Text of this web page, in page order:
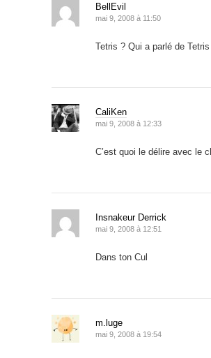
BellEvil
mai 9, 2008 à 11:50
Tetris ? Qui a parlé de
CaliKen
mai 9, 2008 à 12:33
C’est quoi le délire avec le
Insnakeur Derrick
mai 9, 2008 à 12:51
Dans ton Cul
m.luge
mai 9, 2008 à 19:54